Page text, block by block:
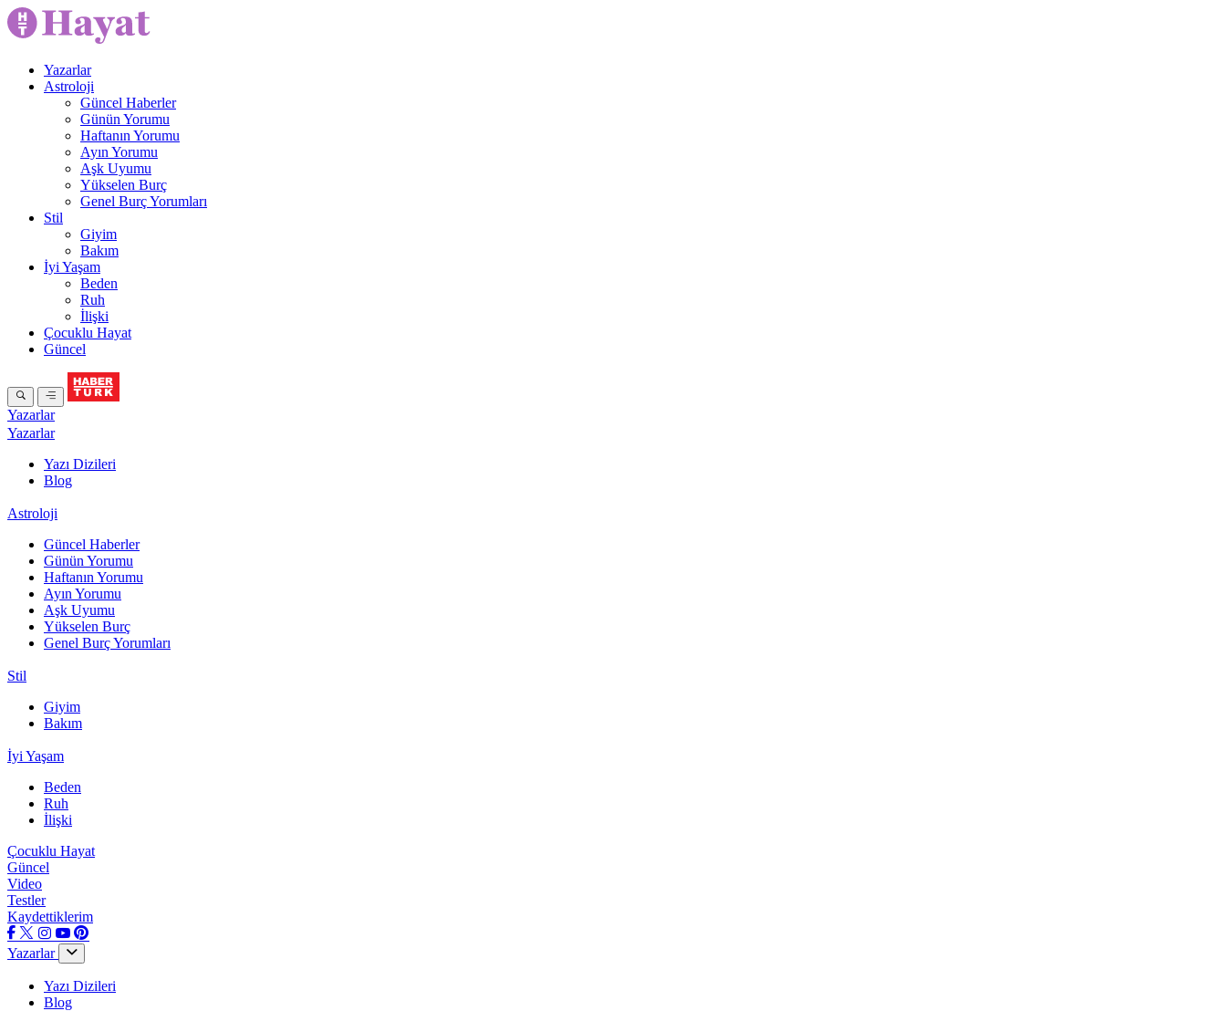
Yazarlar
Astroloji
Güncel Haberler
Günün Yorumu
Haftanın Yorumu
Ayın Yorumu
Aşk Uyumu
Yükselen Burç
Genel Burç Yorumları
Stil
Giyim
Bakım
İyi Yaşam
Beden
Ruh
İlişki
Çocuklu Hayat
Güncel
Yazarlar
Yazarlar
Yazı Dizileri
Blog
Astroloji
Güncel Haberler
Günün Yorumu
Haftanın Yorumu
Ayın Yorumu
Aşk Uyumu
Yükselen Burç
Genel Burç Yorumları
Stil
Giyim
Bakım
İyi Yaşam
Beden
Ruh
İlişki
Çocuklu Hayat
Güncel
Video
Testler
Kaydettiklerim
Yazarlar
Yazı Dizileri
Blog